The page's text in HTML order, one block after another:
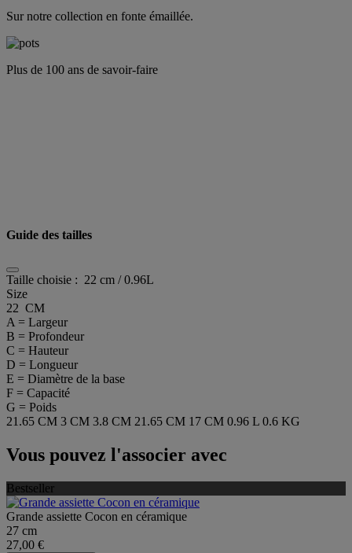
Sur notre collection en fonte émaillée.
Plus de 100 ans de savoir-faire
Guide des tailles
Taille choisie : 22 cm / 0.96L
Size
22 CM
A = Largeur
B = Profondeur
C = Hauteur
D = Longueur
E = Diamètre de la base
F = Capacité
G = Poids
21.65 CM 3 CM 3.8 CM 21.65 CM 17 CM 0.96 L 0.6 KG
Vous pouvez l'associer avec
Bestseller
Grande assiette Cocon en céramique
27 cm
27,00 €